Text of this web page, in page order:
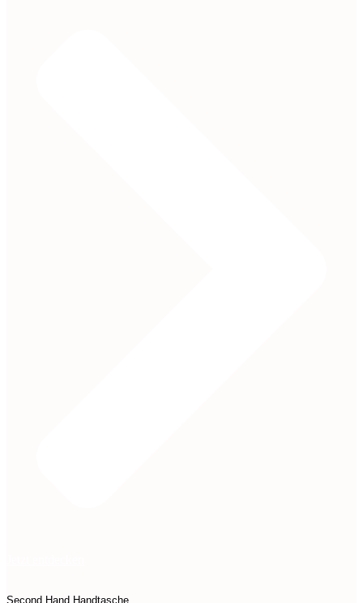
Second Hand Handtasche